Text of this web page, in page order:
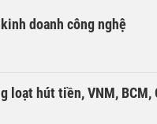
doanh công nghệ
loạt hút tiền, VNM, BCM,